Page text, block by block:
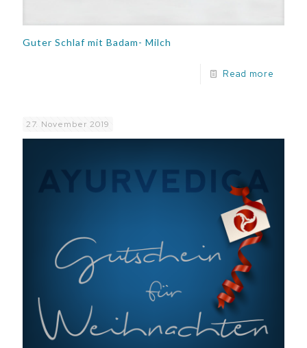
Guter Schlaf mit Badam- Milch
Read more
27. November 2019